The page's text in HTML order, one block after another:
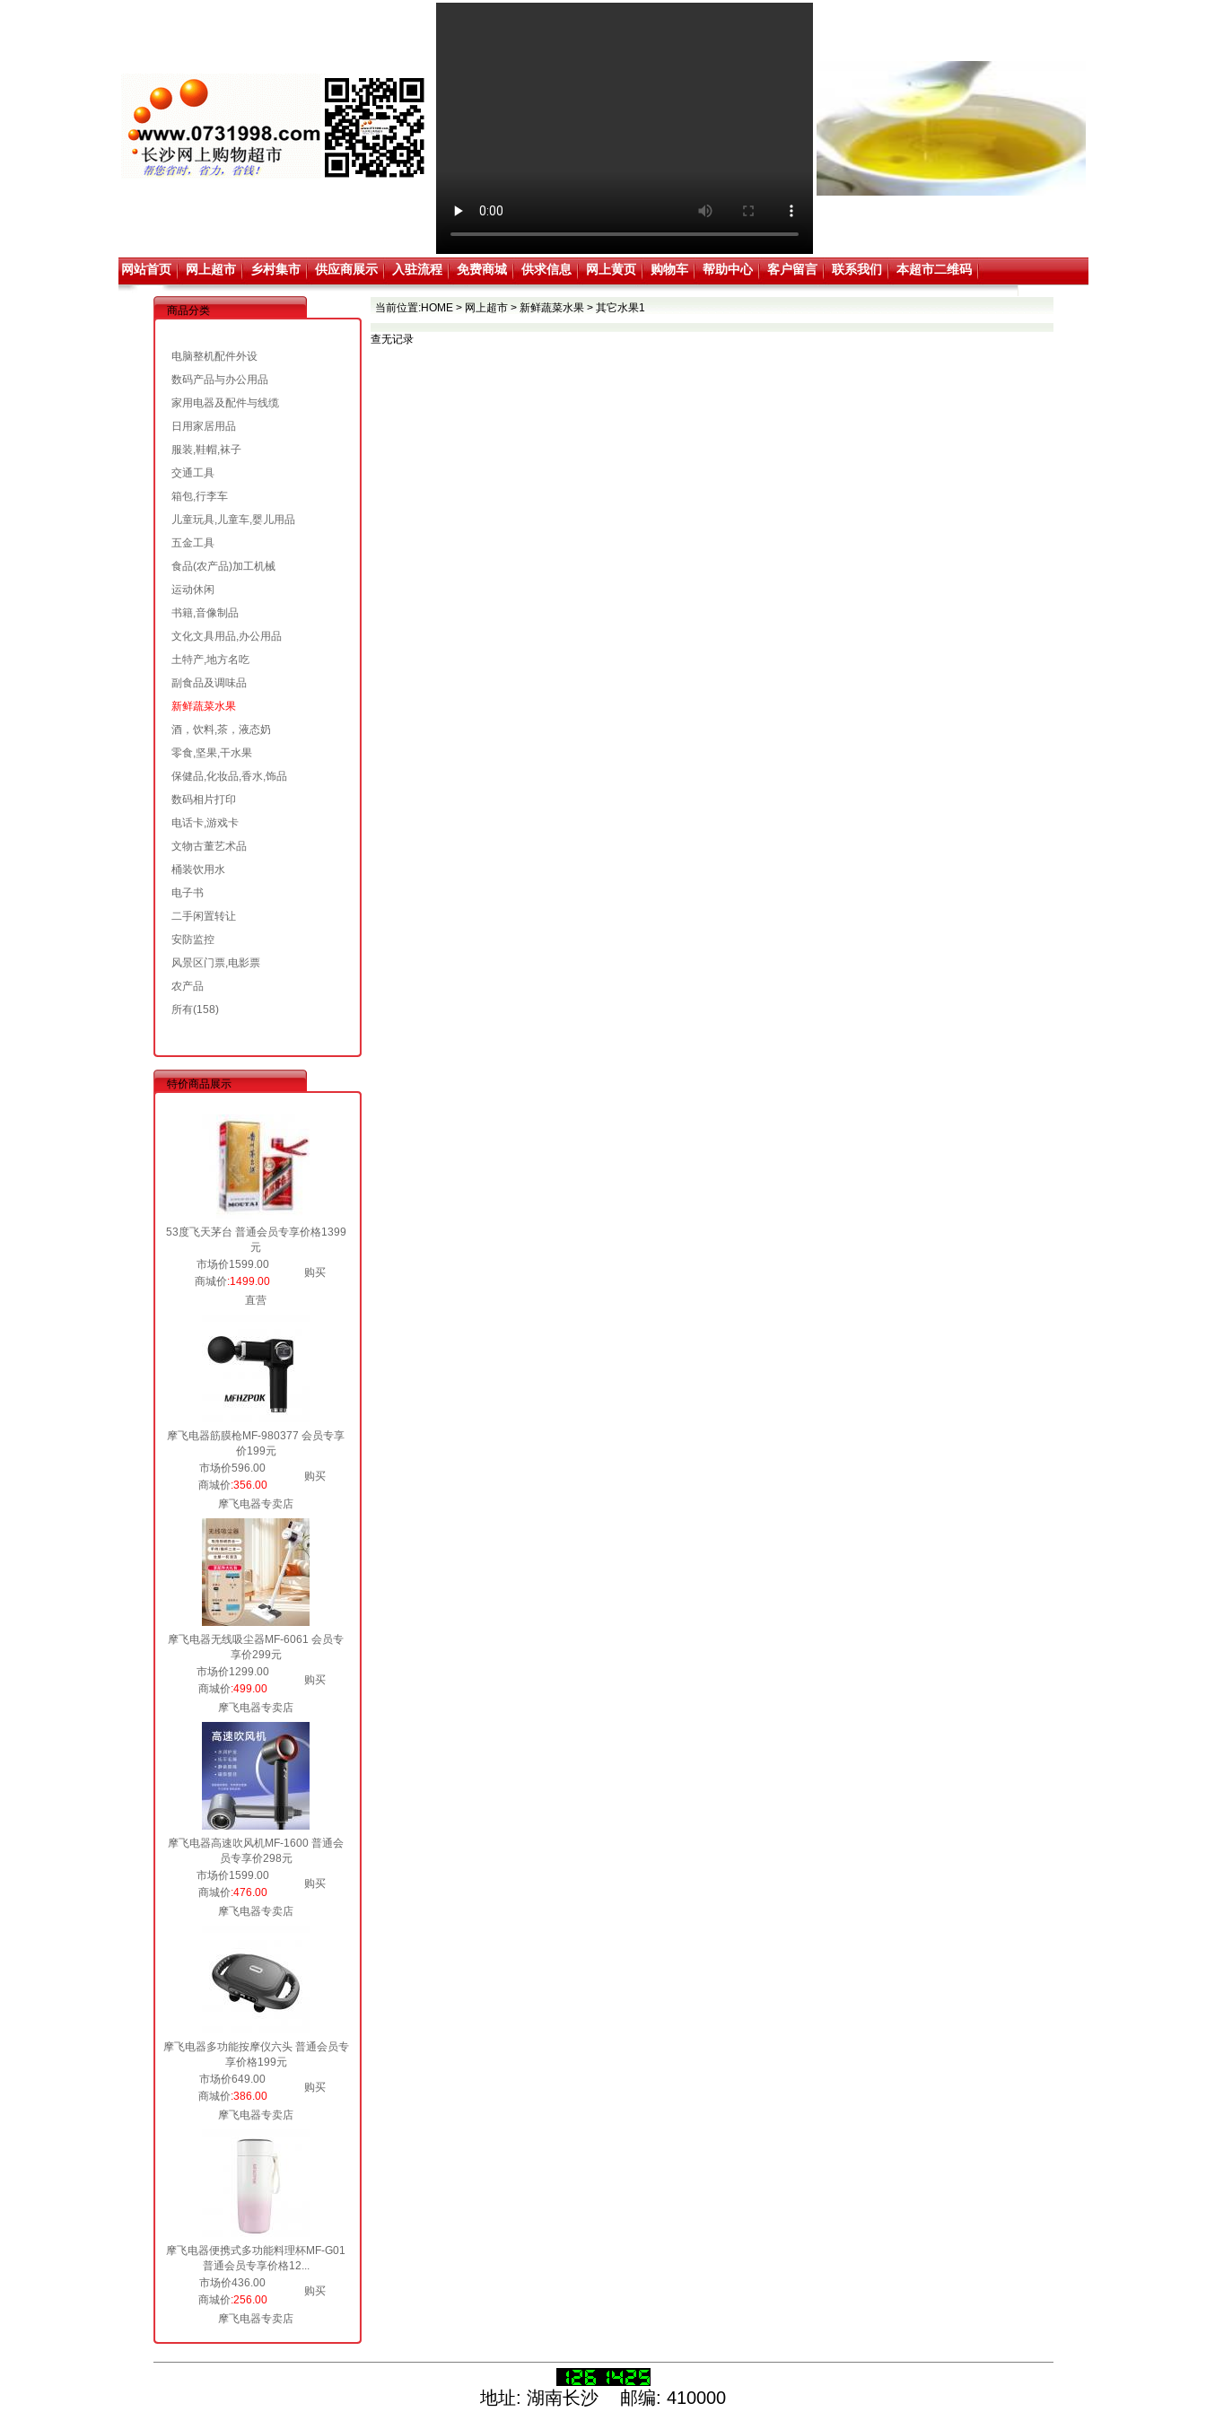
网站首页 网上超市 乡村集市 供应商展示 入驻流程 免费商城 供求信息 网上黄页 购物车 帮助中心 客户留言 联系我们 本超市二维码
商品分类
电脑整机配件外设
数码产品与办公用品
家用电器及配件与线缆
日用家居用品
服装,鞋帽,袜子
交通工具
箱包,行李车
儿童玩具,儿童车,婴儿用品
五金工具
食品(农产品)加工机械
运动休闲
书籍,音像制品
文化文具用品,办公用品
土特产,地方名吃
副食品及调味品
新鲜蔬菜水果
酒，饮料,茶，液态奶
零食,坚果,干水果
保健品,化妆品,香水,饰品
数码相片打印
电话卡,游戏卡
文物古董艺术品
桶装饮用水
电子书
二手闲置转让
安防监控
风景区门票,电影票
农产品
所有(158)
特价商品展示
53度飞天茅台 普通会员专享价格1399
元
市场价1599.00
购买
商城价:1499.00
直营
摩飞电器筋膜枪MF-980377 会员专享
价199元
市场价596.00
购买
商城价:356.00
摩飞电器专卖店
摩飞电器无线吸尘器MF-6061 会员专
享价299元
市场价1299.00
购买
商城价:499.00
摩飞电器专卖店
摩飞电器高速吹风机MF-1600 普通会
员专享价298元
市场价1599.00
购买
商城价:476.00
摩飞电器专卖店
摩飞电器多功能按摩仪六头 普通会员专
享价格199元
市场价649.00
购买
商城价:386.00
摩飞电器专卖店
摩飞电器便携式多功能料理杯MF-G01
普通会员专享价格12...
市场价436.00
购买
商城价:256.00
摩飞电器专卖店
当前位置:HOME> 网上超市> 新鲜蔬菜水果> 其它水果1
查无记录
地址: 湖南长沙 邮编: 410000